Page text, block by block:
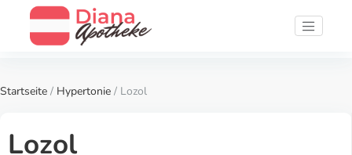
Startseite / Hypertonie / Lozol
Lozol